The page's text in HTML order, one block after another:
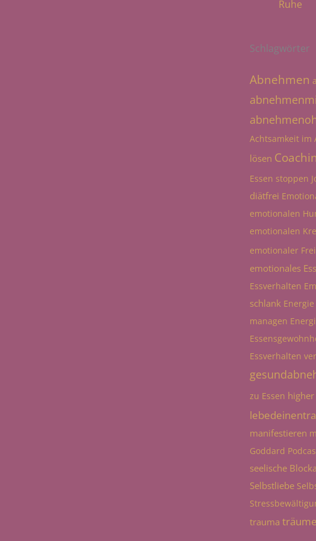
Ruhe
Schlagwörter
Abnehmen
Achtsamkeit im
lösen
Essen stoppen
diätfrei
emotionalen
emotionalen
emotionaler
emotionales
Essverhalten
schlank
managen
Essverhalten
zu Essen
manifestieren
Goddard
seelische
Selbstliebe
trauma träume